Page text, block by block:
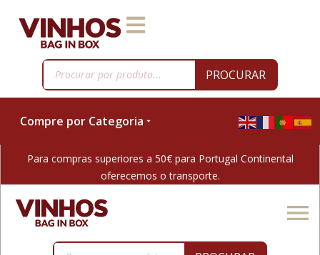
PROCURAR
Compre por Categoria
Para compras superiores a 50€ para Portugal Continental
oferecemos o transporte.